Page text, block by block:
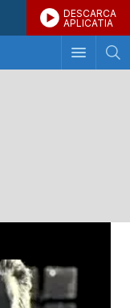
DESCARCA
APLICATIA